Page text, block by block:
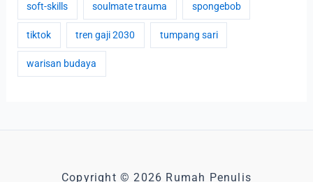
soft-skills soulmate trauma spongebob
tiktok tren gaji 2030 tumpang sari
warisan budaya
Copyright © 2026 Rumah Penulis